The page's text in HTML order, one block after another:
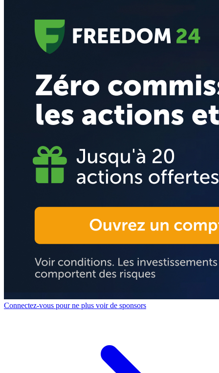
Connectez-vous pour ne plus voir de sponsors